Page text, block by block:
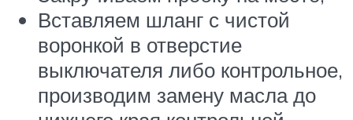
Вставляем шланг с чистой
воронкой в отверстие
выключателя либо контрольное,
производим замену масла до